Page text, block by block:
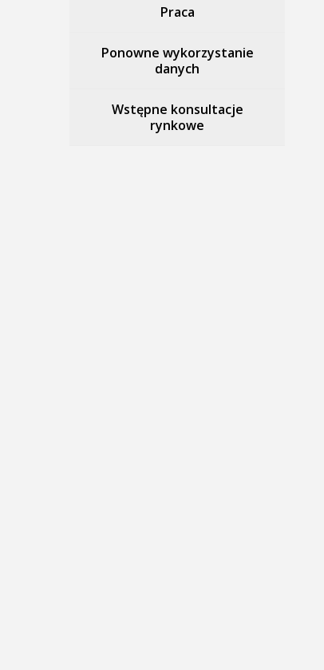
Praca
Ponowne wykorzystanie
danych
Wstępne konsultacje
rynkowe